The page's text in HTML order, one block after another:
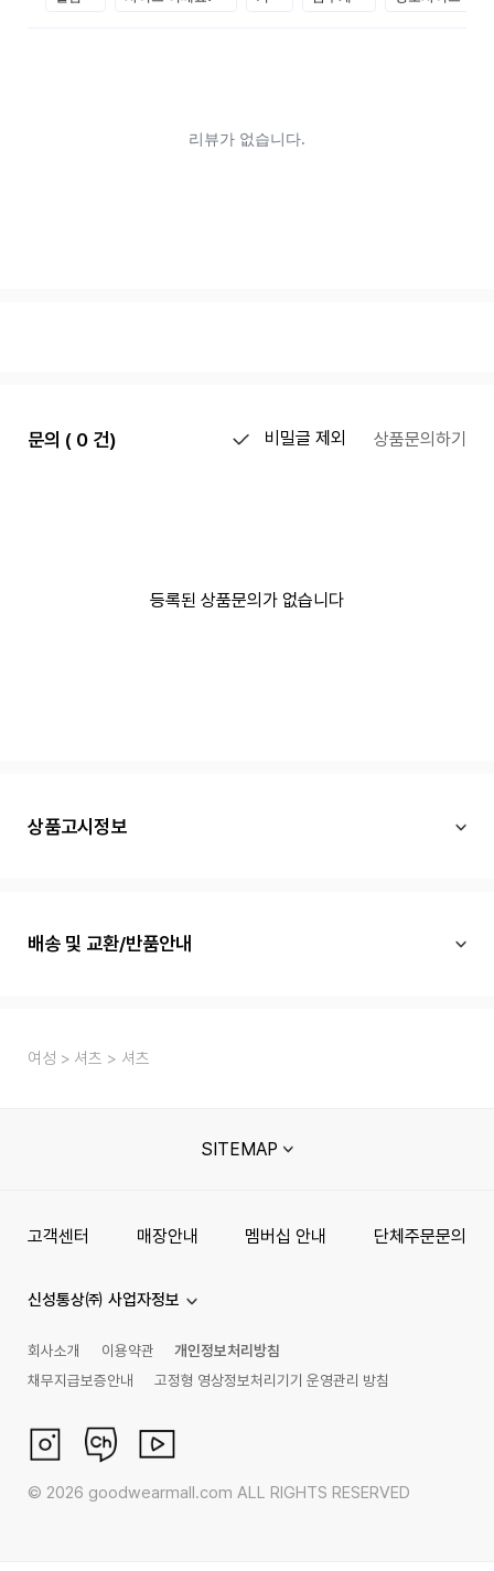
문의 ( 0 건) 비밀글 제외 상품문의하기
등록된 상품문의가 없습니다
상품고시정보
배송 및 교환/반품안내
여성 셔츠 셔츠
SITEMAP
고객센터 매장안내 멤버십 안내 단체주문문의
신성통상㈜ 사업자정보
회사소개 이용약관
개인정보처리방침
채무지급보증안내
고정형 영상정보처리기기 운영관리 방침
© 2026 goodwearmall.com ALL RIGHTS RESERVED